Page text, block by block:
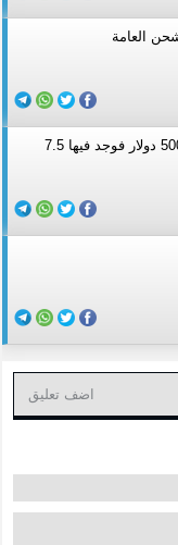
العامة
اشترى خزنة نقود مستعملة بـ500 دولار فوجد فيها 7.5
اضف تعليق